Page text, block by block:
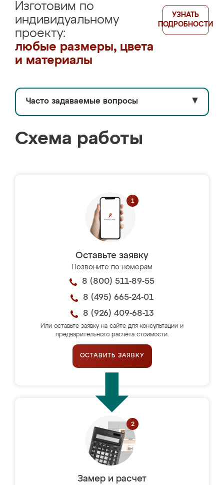
Изготовим по
индивидуальному
проекту:
любые размеры, цвета
и материалы
УЗНАТЬ
ПОДРОБНОСТИ
Часто задаваемые вопросы ▼
Схема работы
Оставьте заявку
Позвоните по номерам
8 (800) 511-89-55
8 (495) 665-24-01
8 (926) 409-68-13
Или оставьте заявку на сайте для консультации и
предварительного расчёта стоимости.
ОСТАВИТЬ ЗАЯВКУ
Замер и расчет